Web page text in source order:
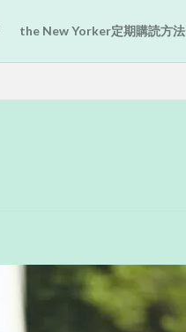
the New Yorker定期購読方法